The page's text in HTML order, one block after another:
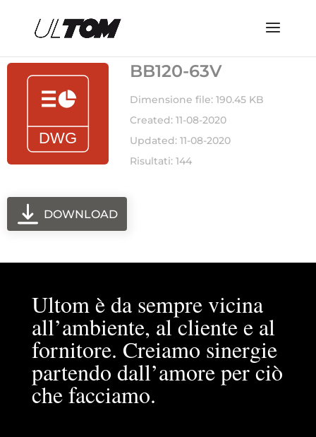
BB120-63V
Dimensione file: 190.45 KB
Created: 11-08-2020
Updated: 11-08-2020
Risultati: 144
DOWNLOAD
Ultom è da sempre vicina
all’ambiente, al cliente e al
fornitore. Creiamo sinergie
partendo dall’amore per ciò
che facciamo.